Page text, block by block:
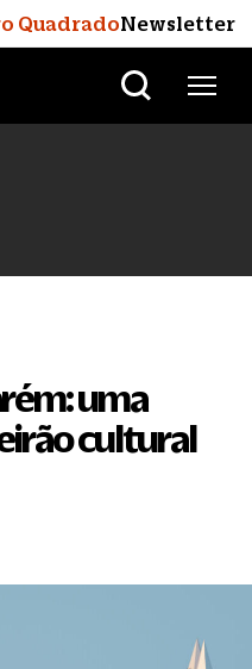
QuadradoNewsletter
uma
cultural